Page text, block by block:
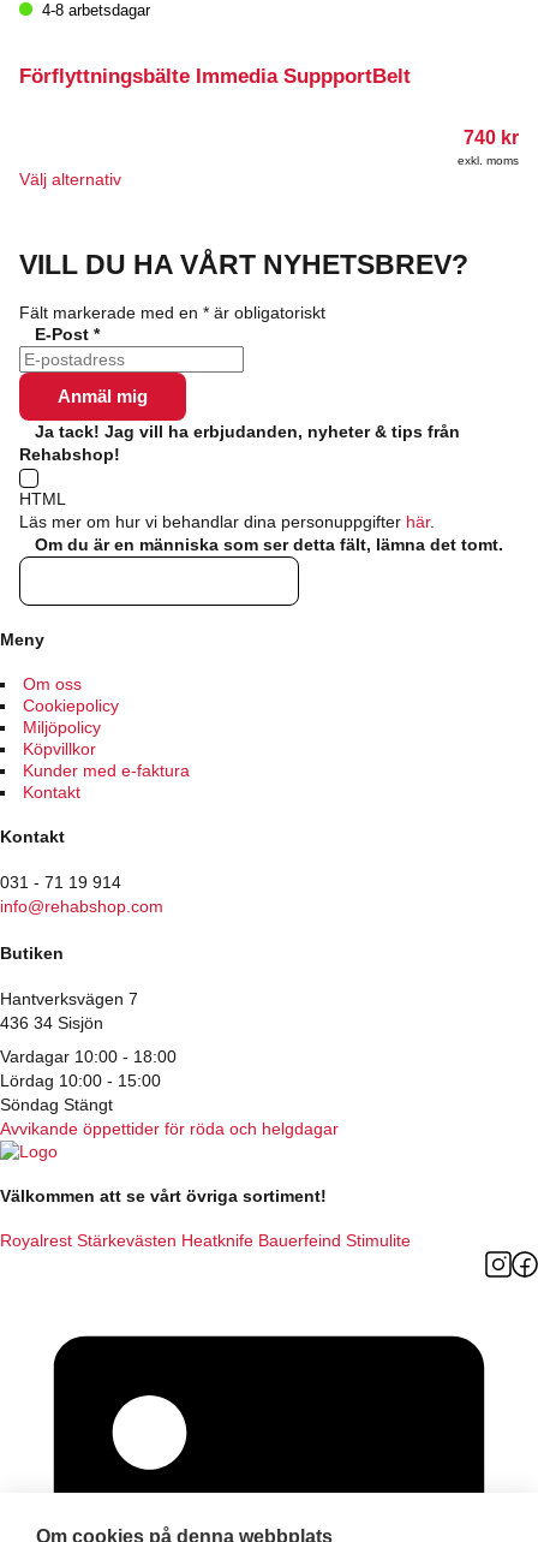
Om cookies på denna webbplats
4-8 arbetsdagar
Förflyttningsbälte Immedia SuppportBelt
740 kr
exkl. moms
Välj alternativDen
flera
De
alternativen
kan
väljas
produktsidan
VILL DU HA VÅRT NYHETSBREV?
Fält markerade med en * är obligatoriskt
E-Post *
Ja tack! Jag vill ha erbjudanden, nyheter & tips från
Rehabshop!
HTML
Läs mer om hur vi behandlar dina personuppgifter här.
Om du är en människa som ser detta fält, lämna det tomt.
Meny
Om oss
Cookiepolicy
Miljöpolicy
Köpvillkor
Kunder med e-faktura
Kontakt
Kontakt
031 - 71 19 914
info@rehabshop.com
Butiken
Hantverksvägen 7
436 34 Sisjön
Vardagar 10:00 - 18:00
Lördag 10:00 - 15:00
Söndag Stängt
Avvikande öppettider för röda och helgdagar
Välkommen att se vårt övriga sortiment!
Royalrest Stärkevästen Heatknife Bauerfeind Stimulite